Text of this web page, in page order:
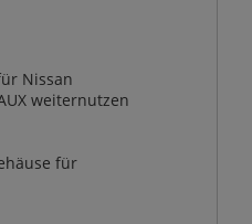
Nissan
weiternutzen
für